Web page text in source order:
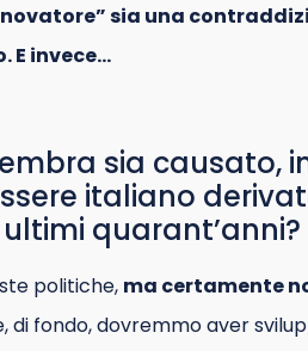
sia una
E invece…
sia causato,
italiano
quarant’anni?
politiche, ma certamente
di fondo, dovremmo aver